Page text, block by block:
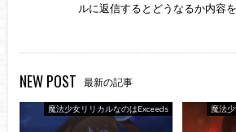
ルに返信するとどうなるか内容
NEW POST 最新の記事
魔法少女リリカルなのはExceeds 魔法